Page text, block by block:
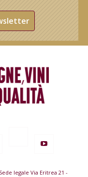
legale Via Eritrea 21 -